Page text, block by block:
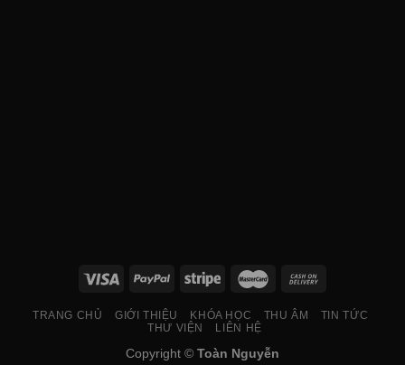
TRANG CHỦ GIỚI THIỆU KHÓA HỌC THU ÂM
TIN TỨC
THƯ VIỆN
LIÊN HỆ
Copyright © Toàn Nguyễn